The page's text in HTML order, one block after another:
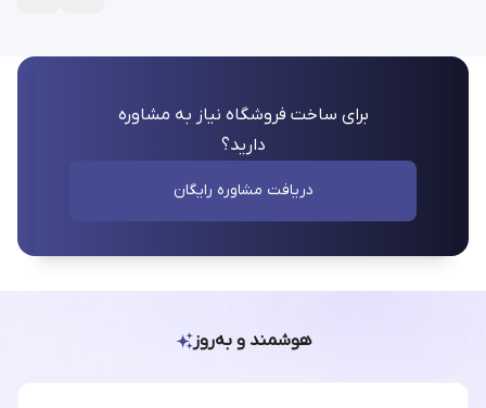
برای ساخت فروشگاه نیاز به مشاوره
دارید؟
دریافت مشاوره رایگان
هوشمند و به‌روز